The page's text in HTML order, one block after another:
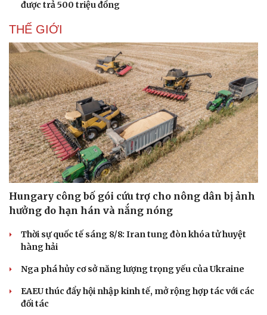
Doanh nghiệp
Thông tin doanh nghiệp
Doanh nghiệp 24h
Doanh nhân
Vì cộng đồng
Công nghệ
Sành điệu
Tin Công nghệ
Trải nghiệm
Chuyển đổi số
được trả 500 triệu đồng
THẾ GIỚI
Hungary công bố gói cứu trợ cho nông dân bị ảnh
hưởng do hạn hán và nắng nóng
Thời sự quốc tế sáng 8/8: Iran tung đòn khóa tử huyệt
hàng hải
Nga phá hủy cơ sở năng lượng trọng yếu của Ukraine
EAEU thúc đẩy hội nhập kinh tế, mở rộng hợp tác với các
đối tác